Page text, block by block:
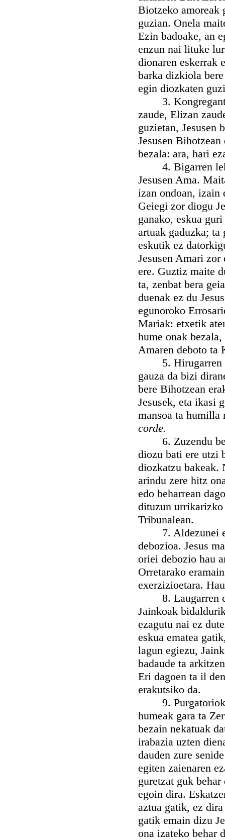
Biotzeko amoreak
guzian. Onela
Ezin badoake, an
enzun nai lituke
dionaren eskerrak
barka dizkiola
egin diozkaten
3. Kongregante
zaude, Elizan
guzietan, Jesusen
Jesusen
bezala: ara, hari
4. Bigarren
Jesusen Ama.
izan ondoan,
Geiegi zor diogu
ganako, eskua
artuak gaduzka;
eskutik ez
Jesusen Amari
ere. Guztiz maite
ta, zenbat bera
duenak ez du
egunoroko
Mariak: etxetik
hume onak
Amaren deboto ta
5. Hirugarren
gauza da bizi
bere Bihotzean
Jesusek, eta ikasi
mansoa ta
corde.
6. Zuzendu
diozu bati ere utzi
diozkatzu bakeak.
arindu zere hitz
edo beharrean
dituzun urrikarizko
Tribunalean.
7. Aldezunei
debozioa. Jesus
oriei debozio hau
Orretarako
exerzizioetara.
8. Laugarren
Jainkoak
ezagutu nai ez
eskua ematea
lagun egiezu,
badaude ta
Eri dagoen ta il
erakutsiko da.
9.
humeak gara ta
bezain nekatuak
irabazia uzten
dauden zure
egiten zaienaren
guretzat guk
egoin dira.
aztua gatik, ez
gatik emain dizu
ona izateko behar